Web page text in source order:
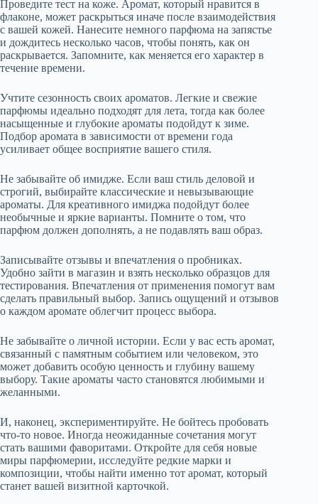
Проведите тест на коже. Аромат, который нравится в
флаконе, может раскрыться иначе после взаимодействия
с вашей кожей. Нанесите немного парфюма на запястье
и дождитесь несколько часов, чтобы понять, как он
раскрывается. Запомните, как меняется его характер в
течение времени.
Учтите сезонность своих ароматов. Легкие и свежие
парфюмы идеально подходят для лета, тогда как более
насыщенные и глубокие ароматы подойдут к зиме.
Подбор аромата в зависимости от времени года
усиливает общее восприятие вашего стиля.
Не забывайте об имидже. Если ваш стиль деловой и
строгий, выбирайте классические и невызывающие
ароматы. Для креативного имиджа подойдут более
необычные и яркие варианты. Помните о том, что
парфюм должен дополнять, а не подавлять ваш образ.
Записывайте отзывы и впечатления о пробниках.
Удобно зайти в магазин и взять несколько образцов для
тестирования. Впечатления от применения помогут вам
сделать правильный выбор. Запись ощущений и отзывов
о каждом аромате облегчит процесс выбора.
Не забывайте о личной истории. Если у вас есть аромат,
связанный с памятным событием или человеком, это
может добавить особую ценность и глубину вашему
выбору. Такие ароматы часто становятся любимыми и
желанными.
И, наконец, экспериментируйте. Не бойтесь пробовать
что-то новое. Иногда неожиданные сочетания могут
стать вашими фаворитами. Откройте для себя новые
миры парфюмерии, исследуйте редкие марки и
композиции, чтобы найти именно тот аромат, который
станет вашей визитной карточкой.